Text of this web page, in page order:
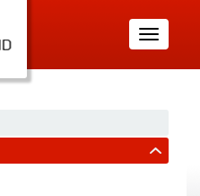
Toggle
navigation